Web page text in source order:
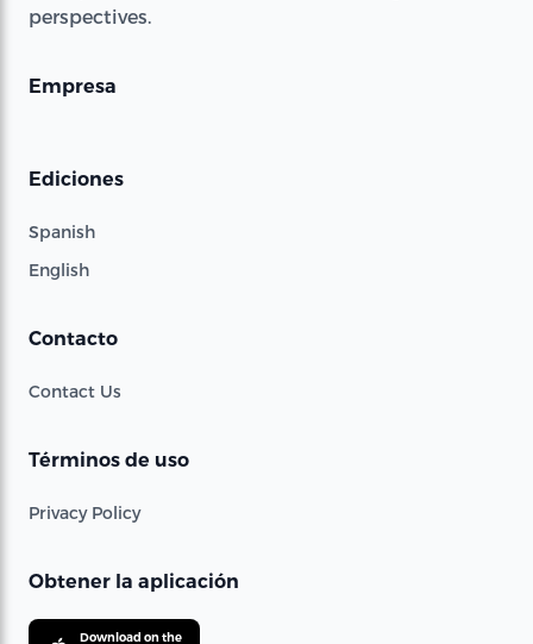
perspectives.
Empresa
Ediciones
Spanish
English
Contacto
Contact Us
Términos de uso
Privacy Policy
Obtener la aplicación
Download on the